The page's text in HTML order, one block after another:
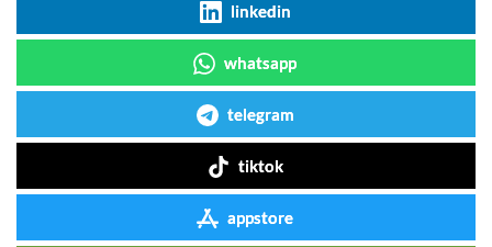
linkedin
whatsapp
telegram
tiktok
appstore